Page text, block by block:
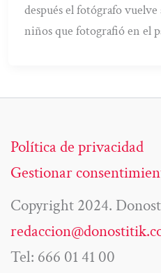
después el fotógrafo vuelve
niños que fotografió en el
Política de privacidad
Gestionar
Copyright 2024.
Tel: 666 01 41 00